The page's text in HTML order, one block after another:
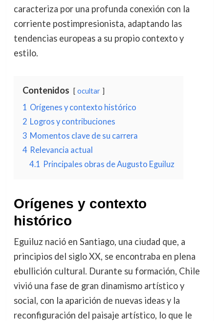
caracteriza por una profunda conexión con la
corriente postimpresionista, adaptando las
tendencias europeas a su propio contexto y
estilo.
Contenidos ocultar
1 Orígenes y contexto histórico
2 Logros y contribuciones
3 Momentos clave de su carrera
4 Relevancia actual
4.1 Principales obras de Augusto Eguiluz
Orígenes y contexto
histórico
Eguiluz nació en Santiago, una ciudad que, a
principios del siglo XX, se encontraba en plena
ebullición cultural. Durante su formación, Chile
vivió una fase de gran dinamismo artístico y
social, con la aparición de nuevas ideas y la
reconfiguración del paisaje artístico, lo que le